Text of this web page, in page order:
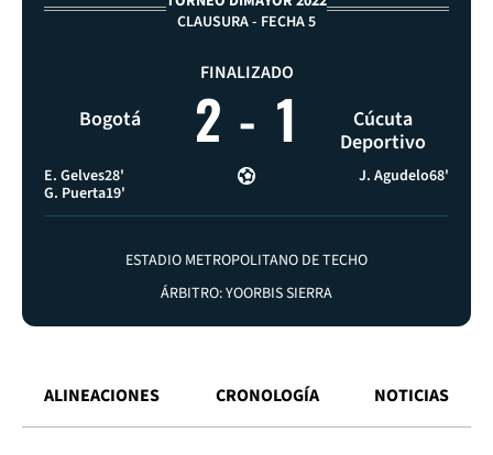
CLAUSURA - FECHA 5
Bogotá
FINALIZADO
2 - 1
Cúcuta
Deportivo
E. Gelves28'
G. Puerta19'
J. Agudelo68'
ESTADIO METROPOLITANO DE TECHO
ÁRBITRO: YOORBIS SIERRA
ALINEACIONES CRONOLOGÍA NOTICIAS